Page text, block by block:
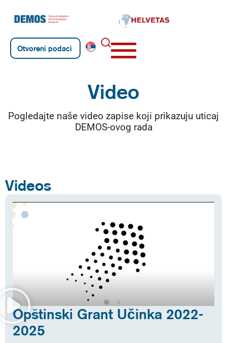
Otvoreni podaci
Video
Pogledajte naše video zapise koji prikazuju uticaj
DEMOS-ovog rada
Videos
Opštinski Grant Učinka 2022-
2025